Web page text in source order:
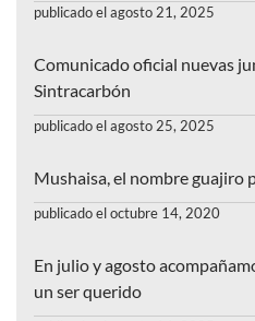
publicado el agosto 21, 2025
Comunicado oficial nuevas
Sintracarbón
publicado el agosto 25, 2025
Mushaisa, el nombre guajiro
publicado el octubre 14, 2020
En julio y agosto
un ser querido